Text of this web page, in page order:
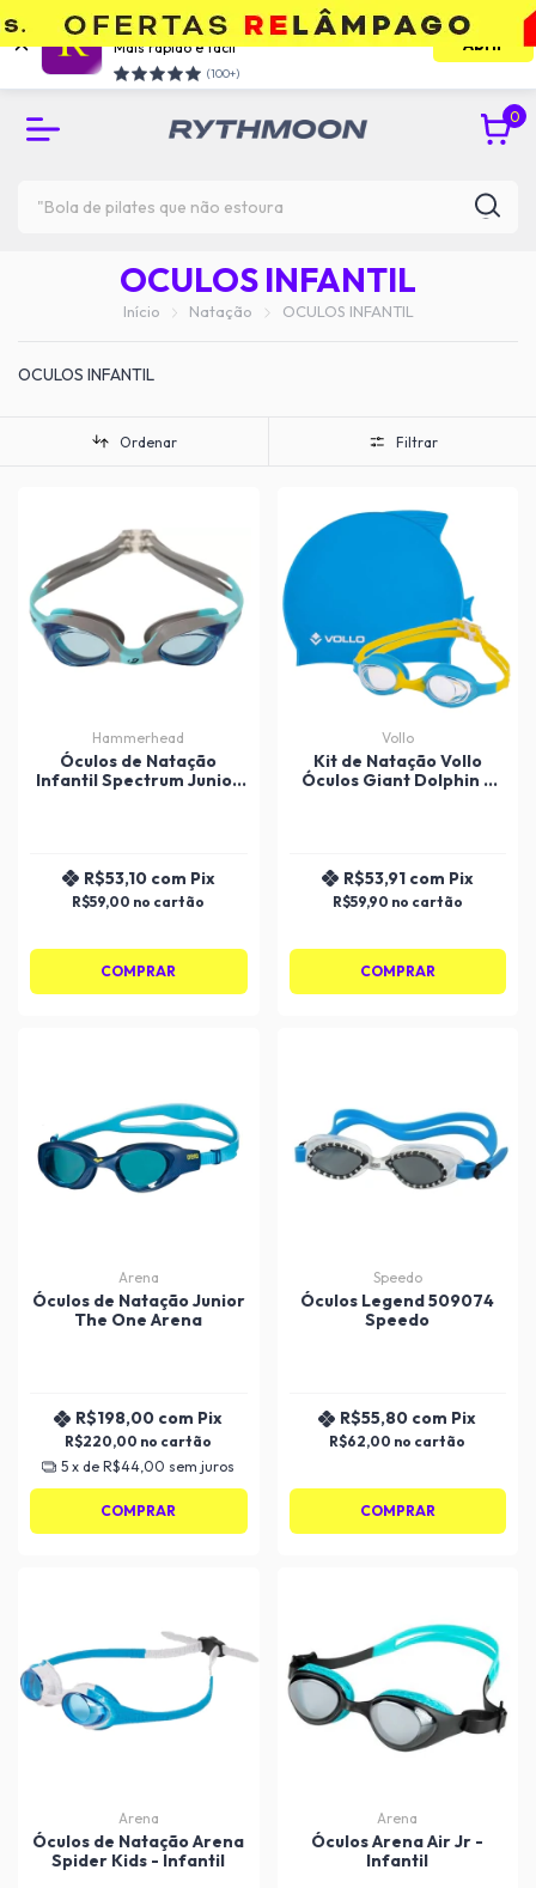
Use o app e economize
Mais rápido e facil
(100+)
Abrir
RETIRE GRÁTIS NA UNIDADE DO TATUAPÉ
0
OCULOS INFANTIL
Início Natação OCULOS INFANTIL
OCULOS INFANTIL
Ordenar Filtrar
Hammerhead
Óculos de Natação
Infantil Spectrum Junior
R$59,00
R$53,10 com Pix
COMPRAR
Vollo
Kit de Natação Vollo
Óculos Giant Dolphin e
R$59,90
R$53,91 com Pix
COMPRAR
Arena
Óculos de Natação Junior
The One Arena
R$220,00
R$198,00 com Pix
5 x deR$44,00 sem juros
COMPRAR
Speedo
Óculos Legend 509074
Speedo
R$62,00
R$55,80 com Pix
COMPRAR
Arena
Óculos de Natação Arena
Spider Kids - Infantil
Arena
Óculos Arena Air Jr -
Infantil